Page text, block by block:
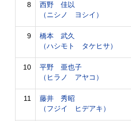
8
西野 佳以
（ニシノ ヨシイ）
9
橋本 武久
（ハシモト タケヒサ）
10
平野 亜也子
（ヒラノ アヤコ）
11
藤井 秀昭
（フジイ ヒデアキ）